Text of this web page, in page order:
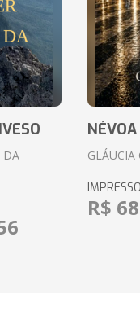
DA
GLÁUCIA
IMPRESSO
R$